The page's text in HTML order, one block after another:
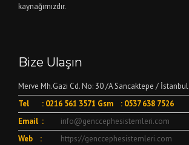
kaynağımızdır.
Bize Ulaşın
Merve Mh.Gazi Cd. No: 30 /A Sancaktepe / İstanbul
Tel : 0216 561 3571 Gsm : 0537 638 7526
Email :
info@genccephesistemleri.com
Web :
https://genccephesistemleri.com